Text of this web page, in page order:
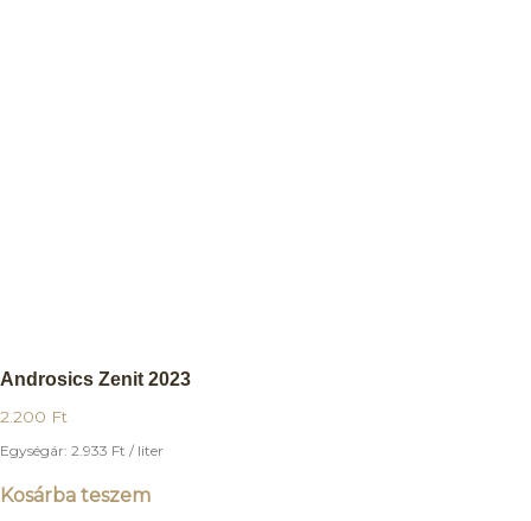
Androsics Zenit 2023
2.200 Ft
Egységár: 2.933 Ft / liter
Kosárba teszem